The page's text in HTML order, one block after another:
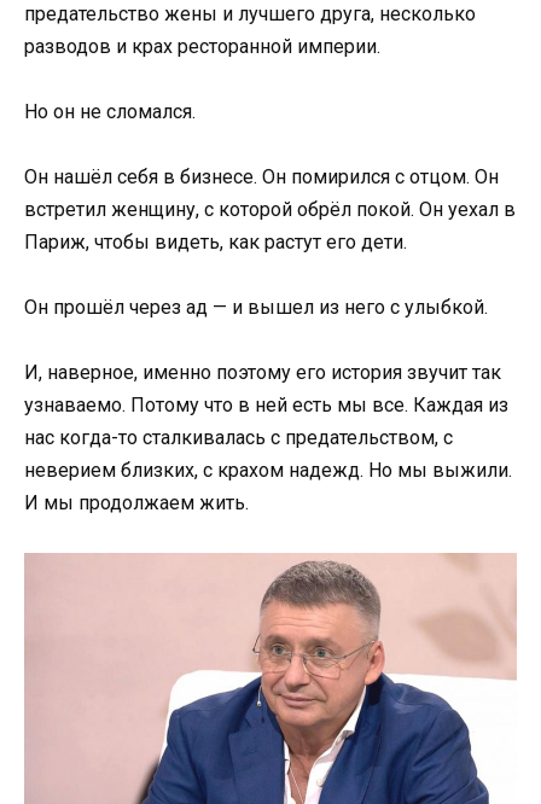
предательство жены и лучшего друга, несколько
разводов и крах ресторанной империи.
Но он не сломался.
Он нашёл себя в бизнесе. Он помирился с отцом. Он
встретил женщину, с которой обрёл покой. Он уехал в
Париж, чтобы видеть, как растут его дети.
Он прошёл через ад — и вышел из него с улыбкой.
И, наверное, именно поэтому его история звучит так
узнаваемо. Потому что в ней есть мы все. Каждая из
нас когда-то сталкивалась с предательством, с
неверием близких, с крахом надежд. Но мы выжили.
И мы продолжаем жить.